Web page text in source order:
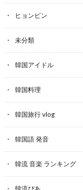
ヒョンビン
未分類
韓国アイドル
韓国料理
韓国旅行 vlog
韓国語 発音
韓流 音楽 ランキング